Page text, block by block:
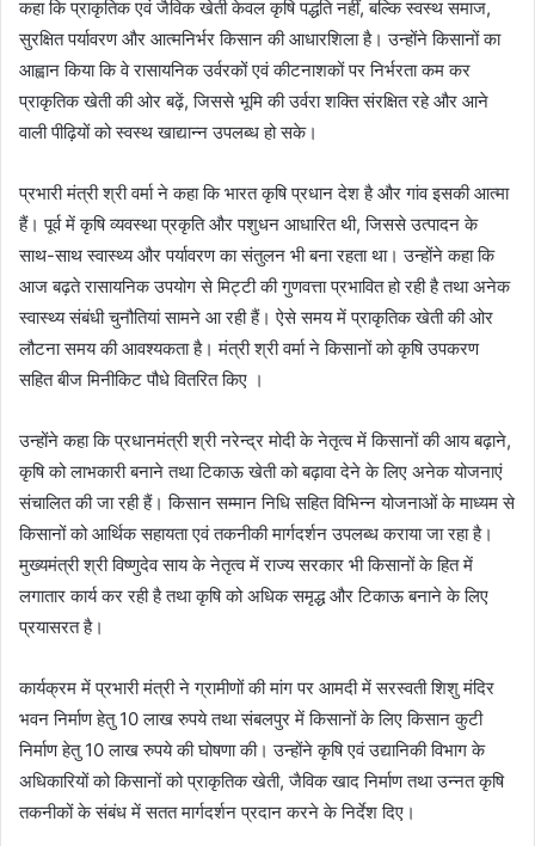
कहा कि प्राकृतिक एवं जैविक खेती केवल कृषि पद्धति नहीं, बल्कि स्वस्थ समाज,
सुरक्षित पर्यावरण और आत्मनिर्भर किसान की आधारशिला है। उन्होंने किसानों का
आह्वान किया कि वे रासायनिक उर्वरकों एवं कीटनाशकों पर निर्भरता कम कर
प्राकृतिक खेती की ओर बढ़ें, जिससे भूमि की उर्वरा शक्ति संरक्षित रहे और आने
वाली पीढ़ियों को स्वस्थ खाद्यान्न उपलब्ध हो सके।
प्रभारी मंत्री श्री वर्मा ने कहा कि भारत कृषि प्रधान देश है और गांव इसकी आत्मा
हैं। पूर्व में कृषि व्यवस्था प्रकृति और पशुधन आधारित थी, जिससे उत्पादन के
साथ-साथ स्वास्थ्य और पर्यावरण का संतुलन भी बना रहता था। उन्होंने कहा कि
आज बढ़ते रासायनिक उपयोग से मिट्टी की गुणवत्ता प्रभावित हो रही है तथा अनेक
स्वास्थ्य संबंधी चुनौतियां सामने आ रही हैं। ऐसे समय में प्राकृतिक खेती की ओर
लौटना समय की आवश्यकता है। मंत्री श्री वर्मा ने किसानों को कृषि उपकरण
सहित बीज मिनीकिट पौधे वितरित किए ।
उन्होंने कहा कि प्रधानमंत्री श्री नरेन्द्र मोदी के नेतृत्व में किसानों की आय बढ़ाने,
कृषि को लाभकारी बनाने तथा टिकाऊ खेती को बढ़ावा देने के लिए अनेक योजनाएं
संचालित की जा रही हैं। किसान सम्मान निधि सहित विभिन्न योजनाओं के माध्यम से
किसानों को आर्थिक सहायता एवं तकनीकी मार्गदर्शन उपलब्ध कराया जा रहा है।
मुख्यमंत्री श्री विष्णुदेव साय के नेतृत्व में राज्य सरकार भी किसानों के हित में
लगातार कार्य कर रही है तथा कृषि को अधिक समृद्ध और टिकाऊ बनाने के लिए
प्रयासरत है।
कार्यक्रम में प्रभारी मंत्री ने ग्रामीणों की मांग पर आमदी में सरस्वती शिशु मंदिर
भवन निर्माण हेतु 10 लाख रुपये तथा संबलपुर में किसानों के लिए किसान कुटी
निर्माण हेतु 10 लाख रुपये की घोषणा की। उन्होंने कृषि एवं उद्यानिकी विभाग के
अधिकारियों को किसानों को प्राकृतिक खेती, जैविक खाद निर्माण तथा उन्नत कृषि
तकनीकों के संबंध में सतत मार्गदर्शन प्रदान करने के निर्देश दिए।